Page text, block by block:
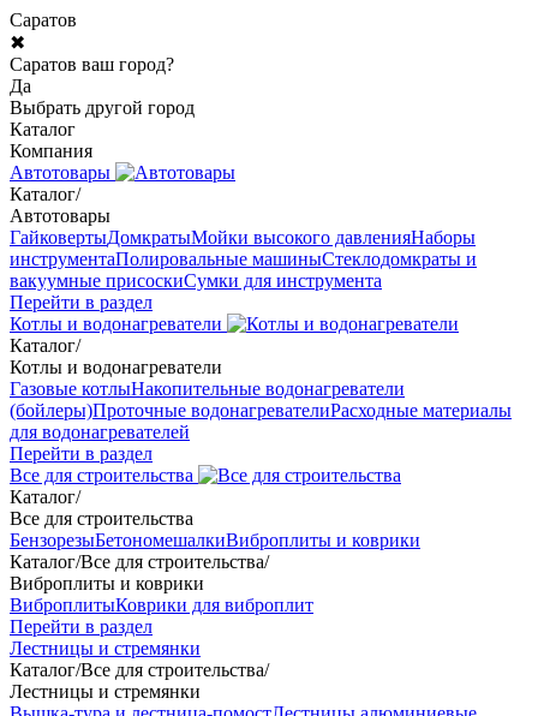
Саратов
✖
Саратов ваш город?
Да
Выбрать другой город
Каталог
Компания
Автотовары
Каталог/
Автотовары
ГайковертыДомкратыМойки высокого давленияНаборы
инструментаПолировальные машиныСтеклодомкраты и
вакуумные присоскиСумки для инструмента
Перейти в раздел
Котлы и водонагреватели
Каталог/
Котлы и водонагреватели
Газовые котлыНакопительные водонагреватели
(бойлеры)Проточные водонагревателиРасходные материалы
для водонагревателей
Перейти в раздел
Все для строительства
Каталог/
Все для строительства
БензорезыБетономешалкиВиброплиты и коврики
Каталог/Все для строительства/
Виброплиты и коврики
ВиброплитыКоврики для виброплит
Перейти в раздел
Лестницы и стремянки
Каталог/Все для строительства/
Лестницы и стремянки